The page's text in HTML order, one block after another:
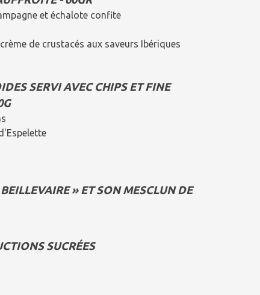
et échalote confite
de crustacés aux saveurs Ibériques
SERVI AVEC CHIPS ET FINE
» ET SON MESCLUN DE
SUCRÉES